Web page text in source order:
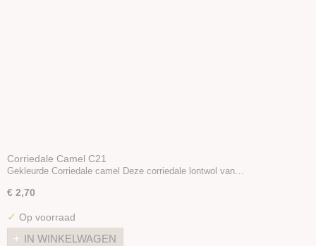
Corriedale Camel C21
Gekleurde Corriedale camel Deze corriedale lontwol van…
€ 2,70
✓ Op voorraad
IN WINKELWAGEN